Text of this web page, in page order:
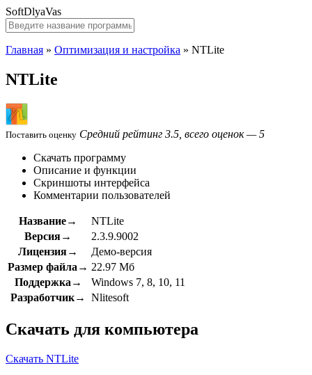
SoftDlyaVas
Главная » Оптимизация и настройка » NTLite
NTLite
Поставить оценку Средний рейтинг 3.5, всего оценок — 5
Скачать программу
Описание и функции
Скриншоты интерфейса
Комментарии пользователей
Название→
NTLite
Версия→
2.3.9.9002
Лицензия→
Демо-версия
Размер файла→ 22.97 Мб
Поддержка→
Windows 7, 8, 10, 11
Разработчик→
Nlitesoft
Скачать для компьютера
Скачать NTLite